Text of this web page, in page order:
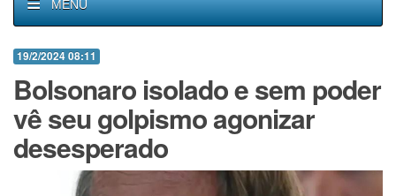
MENU
19/2/2024 08:11
Bolsonaro isolado e sem poder
vê seu golpismo agonizar
desesperado